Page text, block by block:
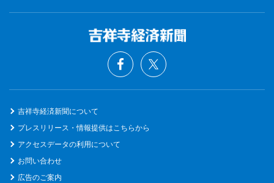
吉祥寺経済新聞について
プレスリリース・情報提供はこちらから
アクセスデータの利用について
お問い合わせ
広告のご案内